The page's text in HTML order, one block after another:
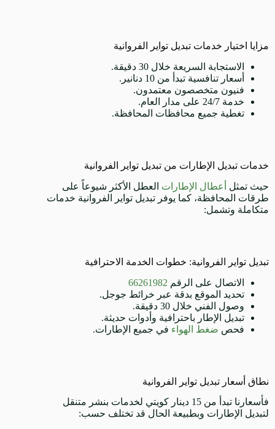
مزايا اختيار خدمات تبديل تواير الفروانية
الاستجابة السريعة خلال 30 دقيقة.
أسعار تنافسية تبدأ من 10 دنانير.
فنيون متخصصون معتمدون.
خدمة 24/7 على مدار العام.
تغطية جميع محافظات المحافظة.
خدمات تبديل الإطارات من تبديل تواير الفروانية
حيث تمثل
أعطال الإطارات العطل الأكثر شيوعاً على
طرقات المحافظة، كما يوفر تبديل تواير الفروانية خدمات
متكاملة وتشمل:
تبديل تواير الفروانية: خطوات الخدمة الاحترافية
الاتصال على الرقم 66261982
تحديد الموقع بدقة عبر خرائط جوجل.
وصول الفني خلال 30 دقيقة.
تبديل الإطار باحترافية وأدوات حديثة.
فحص ضغط الهواء في جميع الإطارات.
نطاق أسعار تبديل تواير الفروانية
فأسعارنا تبدأ من 15 دينار كويتي لخدمات بنشر متنقل
لتبديل الإطارات وبطبيعة الحال قد تختلف حسب: